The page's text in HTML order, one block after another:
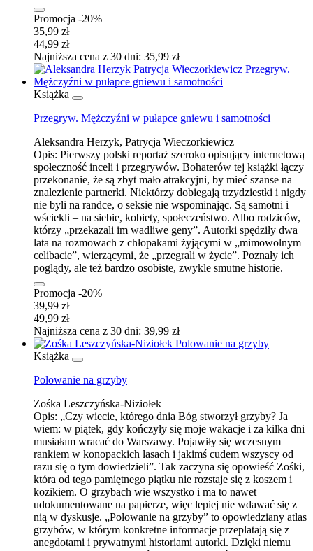
Promocja -20%
35,99 zł
44,99 zł
Najniższa cena z 30 dni: 35,99 zł
Książka
Przegryw. Mężczyźni w pułapce gniewu i samotności
Aleksandra Herzyk, Patrycja Wieczorkiewicz
Opis: Pierwszy polski reportaż szeroko opisujący internetową
społeczność inceli i przegrywów. Bohaterów tej książki łączy
przekonanie, że są zbyt mało atrakcyjni, by mieć szanse na
znalezienie partnerki. Niektórzy dobiegają trzydziestki i nigdy
nie byli na randce, o seksie nie wspominając. Są samotni i
wściekli – na siebie, kobiety, społeczeństwo. Albo rodziców,
którzy „przekazali im wadliwe geny”. Autorki spędziły dwa
lata na rozmowach z chłopakami żyjącymi w „mimowolnym
celibacie”, wierzącymi, że „przegrali w życie”. Poznały ich
poglądy, ale też bardzo osobiste, zwykle smutne historie.
Promocja -20%
39,99 zł
49,99 zł
Najniższa cena z 30 dni: 39,99 zł
Książka
Polowanie na grzyby
Zośka Leszczyńska-Niziołek
Opis: „Czy wiecie, którego dnia Bóg stworzył grzyby? Ja
wiem: w piątek, gdy kończyły się moje wakacje i za kilka dni
musiałam wracać do Warszawy. Pojawiły się wczesnym
rankiem w konopackich lasach i jakimś cudem wszyscy od
razu się o tym dowiedzieli”. Tak zaczyna się opowieść Zośki,
która od tego pamiętnego piątku nie rozstaje się z koszem i
kozikiem. O grzybach wie wszystko i ma to nawet
udokumentowane na papierze, więc lepiej nie wdawać się z
nią w dyskusje. „Polowanie na grzyby” to opowiedziany atlas
grzybów, w którym konkretne informacje przeplatają się z
anegdotami i prywatnymi historiami autorki. Dzięki niemu